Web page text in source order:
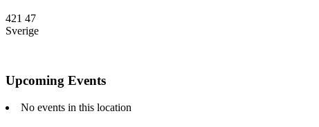
421 47
Sverige
Upcoming Events
No events in this location